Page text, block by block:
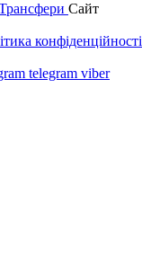
Сайт
конфіденційності
telegram viber